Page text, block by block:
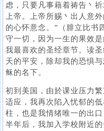
虑，只要凡事藉着祷告丶
上帝。上帝所赐丶出人意
的心怀意念。”（腓立比书
守一切，因为一生的果效
我最喜欢的圣经章节。读
天的平安，除却我的恐惧
稣的名下。
初到美国，由於课业压力
适应，我再次陷入忧郁的
柱，也是我情绪唯一的出
半年后，我加入学校附近